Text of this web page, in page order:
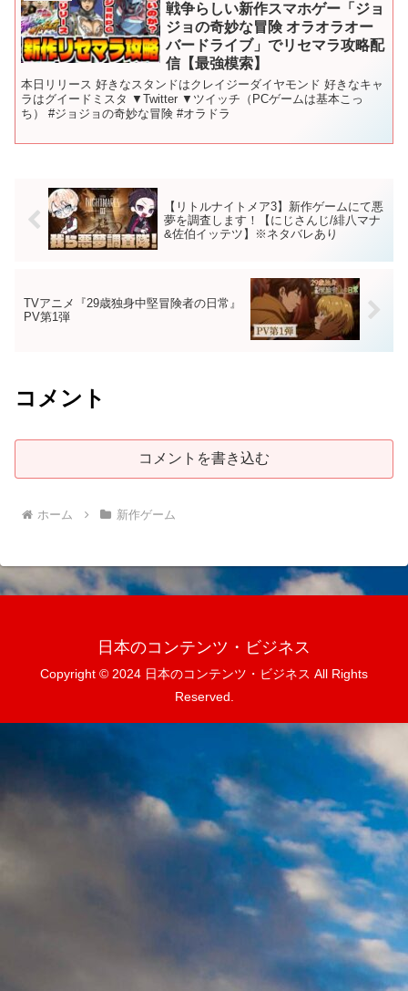
戦争らしい新作スマホゲー「ジョ
ジョの奇妙な冒険 オラオラオー
バードライブ」でリセマラ攻略配
信【最強模索】
本日リリース 好きなスタンドはクレイジーダイヤモンド 好きなキャ
ラはグイードミスタ ▼Twitter ▼ツイッチ（PCゲームは基本こっ
ち） #ジョジョの奇妙な冒険 #オラドラ
【リトルナイトメア3】新作ゲームにて悪
夢を調査します！【にじさんじ/緋八マナ
&佐伯イッテツ】※ネタバレあり
TVアニメ『29歳独身中堅冒険者の日常』
PV第1弾
コメント
コメントを書き込む
ホーム 新作ゲーム
日本のコンテンツ・ビジネス
Copyright © 2024 日本のコンテンツ・ビジネス All Rights
Reserved.